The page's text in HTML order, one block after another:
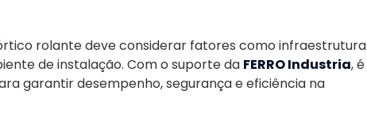
rolante deve considerar fatores como infraestrutura
de instalação. Com o suporte da FERRO Industria, é
garantir desempenho, segurança e eficiência na